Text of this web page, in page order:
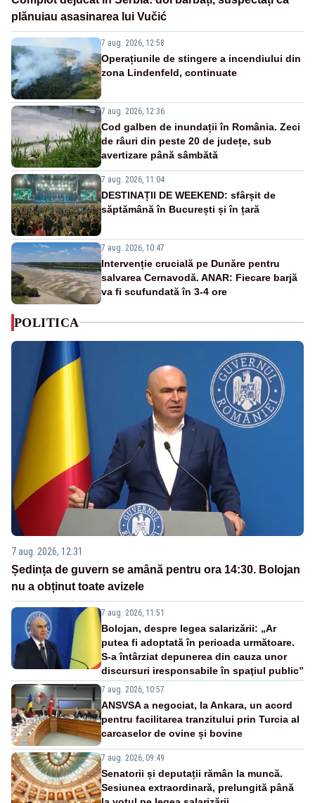
plănuiau asasinarea lui Vučić
7 aug. 2026, 12:58
Operațiunile de stingere a incendiului din
zona Lindenfeld, continuate
7 aug. 2026, 12:36
Cod galben de inundații în România. Zeci
de râuri din peste 20 de județe, sub
avertizare până sâmbătă
7 aug. 2026, 11:04
DESTINAȚII DE WEEKEND: sfârșit de
săptămână în București și în țară
7 aug. 2026, 10:47
Intervenție crucială pe Dunăre pentru
salvarea Cernavodă. ANAR: Fiecare barjă
va fi scufundată în 3-4 ore
POLITICA
7 aug. 2026, 12:31
Ședința de guvern se amână pentru ora 14:30. Bolojan
nu a obținut toate avizele
7 aug. 2026, 11:51
Bolojan, despre legea salarizării: „Ar
putea fi adoptată în perioada următoare.
S-a întârziat depunerea din cauza unor
discursuri iresponsabile în spaţiul public”
7 aug. 2026, 10:57
ANSVSA a negociat, la Ankara, un acord
pentru facilitarea tranzitului prin Turcia al
carcaselor de ovine și bovine
7 aug. 2026, 09:49
Senatorii și deputații rămân la muncă.
Sesiunea extraordinară, prelungită până